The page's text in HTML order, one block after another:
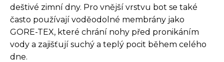
deštivé zimní dny. Pro vnější vrstvu bot se také
často používají voděodolné membrány jako
GORE-TEX, které chrání nohy před pronikáním
vody a zajišťují suchý a teplý pocit během celého
dne.